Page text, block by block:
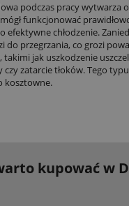
podczas pracy wytwarza
funkcjonować
efektywne chłodzenie.
do przegrzania, co grozi
jak uszkodzenie
czy zatarcie tłoków. Tego
kosztowne.
kupowaćw